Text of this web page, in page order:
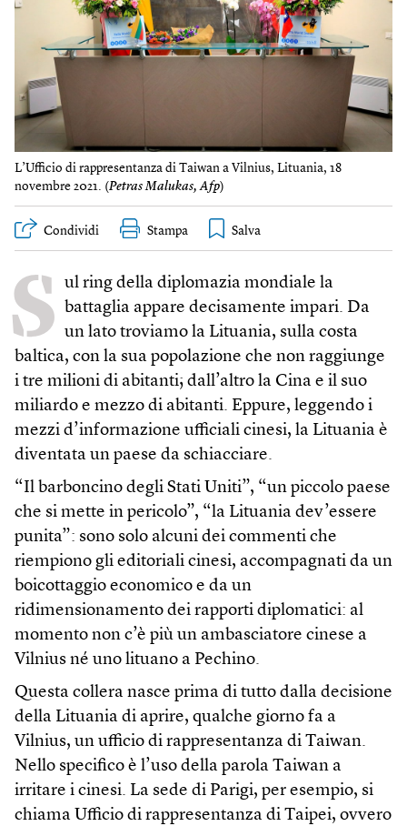
L’Ufficio di rappresentanza di Taiwan a Vilnius, Lituania, 18
novembre 2021. (Petras Malukas, Afp)
Condividi Stampa
S ul ring della diplomazia mondiale la
battaglia appare decisamente impari. Da
un lato troviamo la Lituania, sulla costa
baltica, con la sua popolazione che non raggiunge
i tre milioni di abitanti; dall’altro la Cina e il suo
miliardo e mezzo di abitanti. Eppure, leggendo i
mezzi d’informazione ufficiali cinesi, la Lituania è
diventata un paese da schiacciare.
“Il barboncino degli Stati Uniti”, “un piccolo paese
che si mette in pericolo”, “la Lituania dev’essere
punita”: sono solo alcuni dei commenti che
riempiono gli editoriali cinesi, accompagnati da un
boicottaggio economico e da un
ridimensionamento dei rapporti diplomatici: al
momento non c’è più un ambasciatore cinese a
Vilnius né uno lituano a Pechino.
Questa collera nasce prima di tutto dalla decisione
della Lituania di aprire, qualche giorno fa a
Vilnius, un ufficio di rappresentanza di Taiwan.
Nello specifico è l’uso della parola Taiwan a
irritare i cinesi. La sede di Parigi, per esempio, si
chiama Ufficio di rappresentanza di Taipei, ovvero